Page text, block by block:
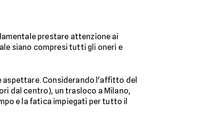
prestare attenzione ai
siano compresi tutti gli oneri e
Considerando l'affitto del
dal centro), un trasloco a Milano,
e la fatica impiegati per tutto il